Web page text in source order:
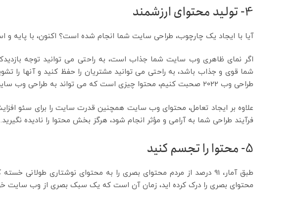
4- تولید محتوای ارزشمند
آیا با ایجاد یک چارچوب، طراحی سایت شما انجام شده است؟ اکنون، با پایه
اگر نمای ظاهری وب سایت شما جذاب است، به راحتی می توانید توجه
شما قوی و جذاب باشد، به راحتی می توانید مشتریان را حفظ کنید و آنها را
طراحی وب 2022 صحبت کنیم، محتوا چیزی است که می تواند به طراحی وب سایت شما ارزش بیافزاید.
علاوه بر ایجاد تعامل، محتوای وب سایت همچنین قدرت سایت را برای سئو
فرآیند طراحی شما به آرامی و مؤثر انجام شود، هرگز بخش محتوا را نادیده نگیرید.
5- محتوا را تجسم کنید
طبق آمار، 91 درصد از مردم محتوای بصری را به محتوای نوشتاری
محتوای بصری را درک کرده اید، زمان آن است که یک سبک بصری از وب سایت